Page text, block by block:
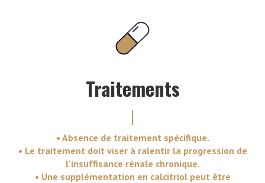
Traitements
• Absence de traitement spécifique.
• Le traitement doit viser à ralentir la progression de
l’insuffisance rénale chronique.
• Une supplémentation en calcitriol peut être